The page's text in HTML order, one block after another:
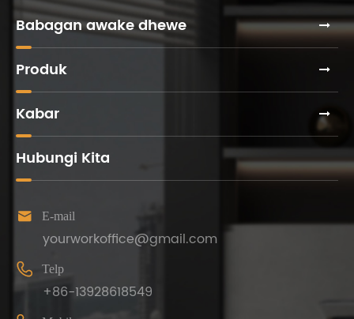
resepsi
Babagan awake dhewe
Produk
Kabar
Hubungi Kita
 E-mail
yourworkoffice@gmail.com
 Telp
+86-13928618549